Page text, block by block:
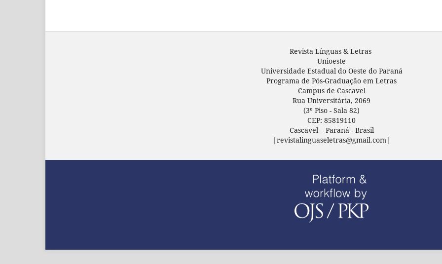
Revista Línguas & Letras
Unioeste
Universidade Estadual do Oeste do Paraná
Programa de Pós-Graduação em Letras
Campus de Cascavel
Rua Universitária, 2069
(3º Piso - Sala 82)
CEP: 85819110
Cascavel – Paraná - Brasil
|revistalinguaseletras@gmail.com|